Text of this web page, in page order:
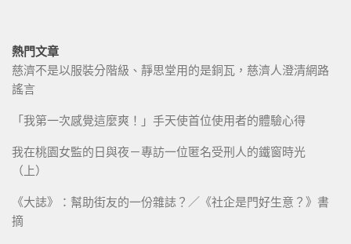
熱門文章
慈濟不是以服裝分階級、靜思堂用的是銅瓦，慈濟人澄清網路
謠言
「我第一次感覺這麼爽！」手天使首位使用者的體驗心得
我在桃園女監的日與夜－專訪一位匿名受刑人的鐵窗時光
（上）
《大誌》：幫助街友的一份雜誌？／《社企是門好生意？》書
摘